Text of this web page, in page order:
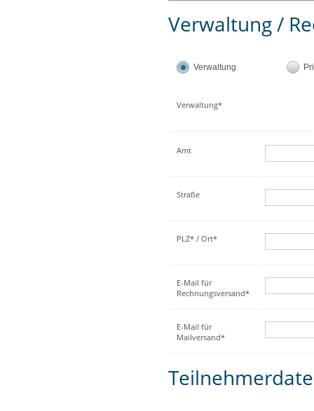
Verwaltung /
Verwaltung
Verwaltung*
Amt
Straße
PLZ* / Ort*
E-Mail für
Rechnungsversand*
E-Mail für
Mailversand*